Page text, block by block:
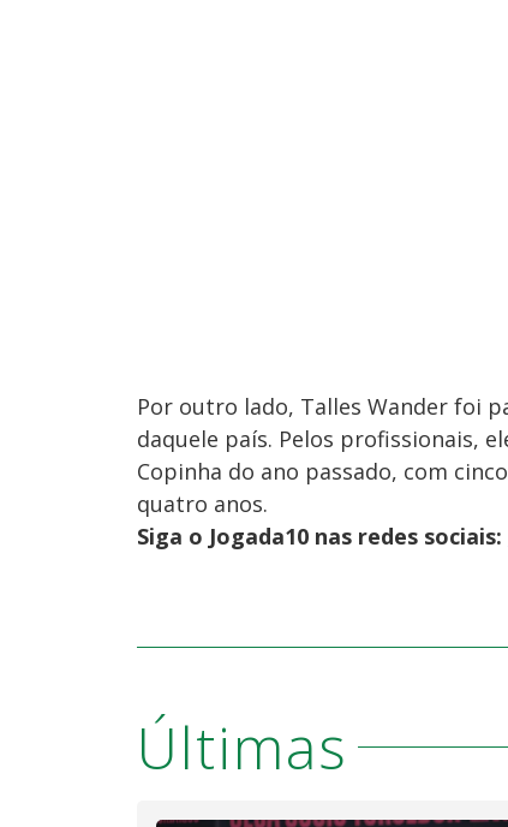
Por outro lado, Talles Wander foi
daquele país. Pelos profissionais,
Copinha do ano passado, com
quatro anos.
Siga o Jogada10 nas redes sociais:
Últimas